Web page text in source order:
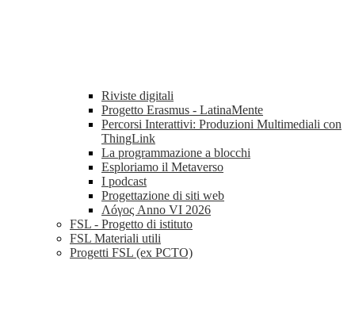
Riviste digitali
Progetto Erasmus - LatinaMente
Percorsi Interattivi: Produzioni Multimediali con
ThingLink
La programmazione a blocchi
Esploriamo il Metaverso
I podcast
Progettazione di siti web
Λóγος Anno VI 2026
FSL - Progetto di istituto
FSL Materiali utili
Progetti FSL (ex PCTO)